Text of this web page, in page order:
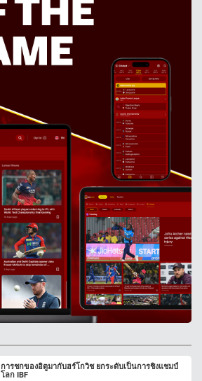
การชกของอิตูมากับฮร์โกวิช ยกระดับเป็นการชิงแชมป์
โลก IBF